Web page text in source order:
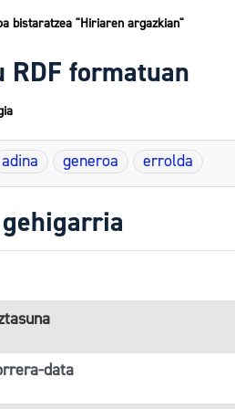
bistaratzea "Hiriaren argazkian"
RDF formatuan
adina generoa errolda
data